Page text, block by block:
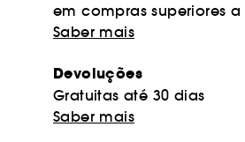
em compras superiores a
Saber mais
Devoluções
Gratuitas até 30 dias
Saber mais